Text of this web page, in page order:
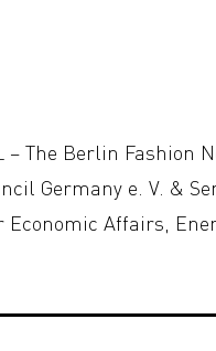
– The Berlin Fashion
Germany e. V. &
Economic Affairs,